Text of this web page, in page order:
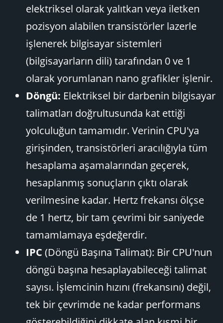
elektriksel olarak yalıtkan veya iletken
pozisyon alabilen transistörler lazerle
işlenerek bilgisayar sistemleri
(bilgisayarların dili) tarafından 0 ve 1
olarak yorumlanan nano grafikler işlenir.
Döngü: Elektriksel bir darbenin bilgisayar
talimatları doğrultusunda kat ettiği
yolculuğun tamamıdır. Verinin CPU'ya
girişinden, transistörleri aracılığıyla tüm
hesaplama aşamalarından geçerek,
hesaplanmış sonuçların çıktı olarak
verilmesine kadar. Hertz frekansı ölçse
de 1 hertz, bir tam çevrimi bir saniyede
tamamlamaya eşdeğerdir.
IPC (Döngü Başına Talimat): Bir CPU'nun
döngü başına hesaplayabileceği talimat
sayısı. İşlemcinin hızını (frekansını) değil,
tek bir çevrimde ne kadar performans